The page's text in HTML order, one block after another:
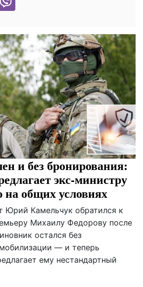
и без бронирования:
экс-министру
общих условиях
Юрий Камельчук обратился к
Михаилу Федорову после
остался без
— и теперь
ему нестандартный